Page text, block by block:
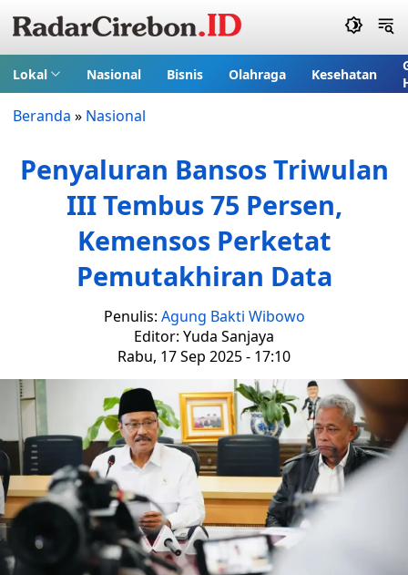
Lokal Nasional Bisnis Olahraga Kesehatan
Beranda » Nasional
Penyaluran Bansos Triwulan
III Tembus 75 Persen,
Kemensos Perketat
Pemutakhiran Data
Penulis: Agung Bakti Wibowo
Editor: Yuda Sanjaya
Rabu, 17 Sep 2025 - 17:10